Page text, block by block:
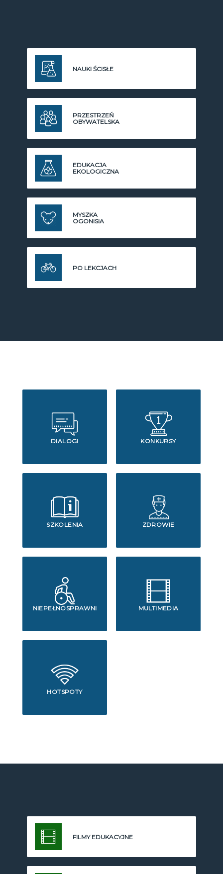
NAUKI ŚCISŁE
PRZESTRZEŃ
OBYWATELSKA
EDUKACJA
EKOLOGICZNA
MYSZKA
OGONISIA
PO LEKCJACH
DIALOGI KONKURSY
SZKOLENIA ZDROWIE
NIEPEŁNOSPRAWNI MULTIMEDIA
HOTSPOTY
FILMY EDUKACYJNE